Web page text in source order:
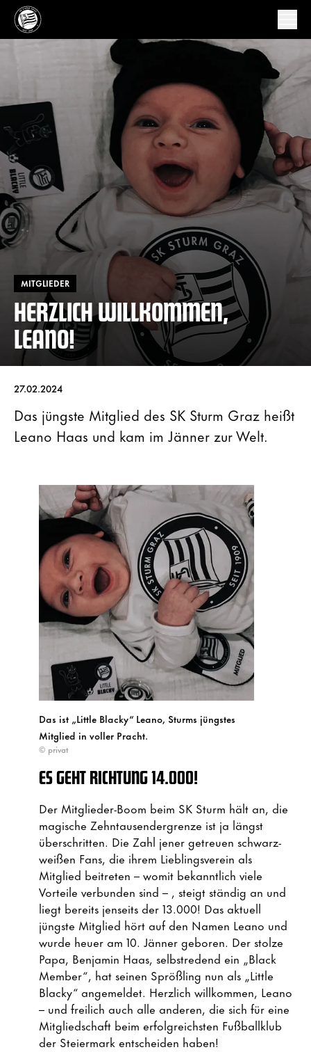
MITGLIEDER
HERZLICH WILLKOMMEN,
LEANO!
27.02.2024
Das jüngste Mitglied des SK Sturm Graz heißt
Leano Haas und kam im Jänner zur Welt.
Das ist „Little Blacky“ Leano, Sturms jüngstes
Mitglied in voller Pracht.
© privat
ES GEHT RICHTUNG 14.000!
Der Mitglieder-Boom beim SK Sturm hält an, die
magische Zehntausendergrenze ist ja längst
überschritten. Die Zahl jener getreuen schwarz-
weißen Fans, die ihrem Lieblingsverein als
Mitglied beitreten – womit bekanntlich viele
Vorteile verbunden sind – , steigt ständig an und
liegt bereits jenseits der 13.000! Das aktuell
jüngste Mitglied hört auf den Namen Leano und
wurde heuer am 10. Jänner geboren. Der stolze
Papa, Benjamin Haas, selbstredend ein „Black
Member“, hat seinen Sprößling nun als „Little
Blacky“ angemeldet. Herzlich willkommen, Leano
– und freilich auch alle anderen, die sich für eine
Mitgliedschaft beim erfolgreichsten Fußballklub
der Steiermark entscheiden haben!